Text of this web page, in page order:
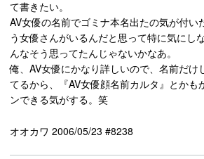
て書きたい。
AV女優の名前でゴミナ本名出たの気が付い
う女優さんがいるんだと思って特に気にし
んなそう思ってたんじゃないかなあ。
俺、AV女優にかなり詳しいので、名前だけ
てるから、『AV女優顔名前カルタ』とかも
ンできる気がする。笑
オオカワ 2006/05/23 #8238